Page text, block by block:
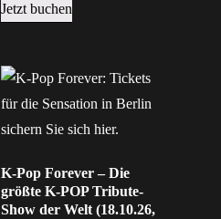
Jetzt buchen
K-Pop Forever – Die
größte K-POP Tribute-
Show der Welt (18.10.26,